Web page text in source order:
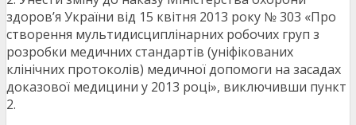
здоров’я України від 15 квітня 2013 року № 303 «Про
створення мультидисциплінарних робочих груп з
розробки медичних стандартів (уніфікованих
клінічних протоколів) медичної допомоги на засадах
доказової медицини у 2013 році», виключивши пункт
2.